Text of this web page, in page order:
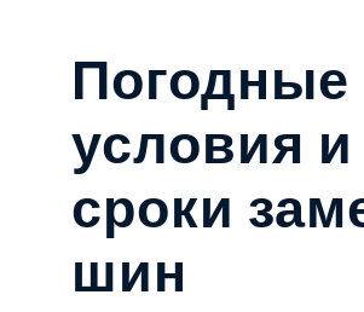
Погодные
условия и
сроки
шин